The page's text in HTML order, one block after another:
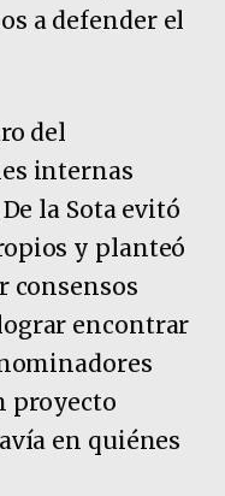
a defender el
del
internas
la Sota evitó
y planteó
consensos
encontrar
proyecto
en quiénes